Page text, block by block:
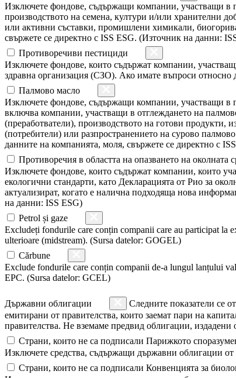
Изключете фондове, съдържащи компании, участващи в
производството на семена, култури и/или хранителни
или активни съставки, промишлени химикали,
свържете се директно с ISS ESG. (Източник на данни:
Противоречиви пестициди
Изключете фондове, които съдържат компании,
здравна организация (СЗО). Ако имате въпроси
Палмово масло
Изключете фондове, съдържащи компании, участващи в
включва компании, участващи в отглеждането на
(преработватели), производството на готови
(потребители) или разпространението на сурово
данните на компанията, моля, свържете се директно с
Противоречия в областта на опазването на околната
Изключете фондове, които съдържат компании, които
екологични стандарти, като Декларацията от Рио за
актуализират, когато е налична подходяща нова
на данни: ISS ESG)
Petrol și gaze
Excludeți fondurile care conțin companii care au participat la
ulterioare (midstream). (Sursa datelor: GOGEL)
Cărbune
Exclude fondurile care conțin companii de-a lungul lanțului
EPC. (Sursa datelor: GCEL)
Държавни облигации
Следните показатели се
емитирани от правителства, които заемат пари на
правителства. Не вземаме предвид облигации,
Страни, които не са подписали Парижкото
Изключете средства, съдържащи държавни облигации
Страни, които не са подписали Конвенцията за